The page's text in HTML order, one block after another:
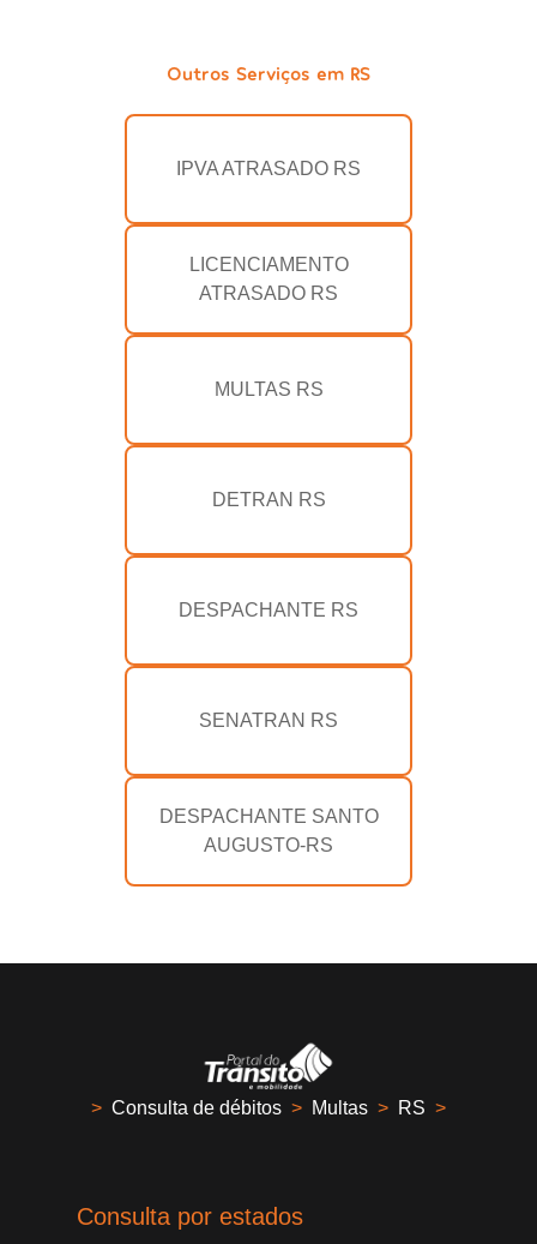
Outros Serviços em RS
IPVA ATRASADO RS
LICENCIAMENTO
ATRASADO RS
MULTAS RS
DETRAN RS
DESPACHANTE RS
SENATRAN RS
DESPACHANTE SANTO
AUGUSTO-RS
> Consulta de débitos > Multas > RS >
Consulta por estados